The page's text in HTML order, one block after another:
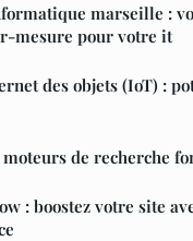
marseille :
mesure pour votre it
des objets (IoT) :
de recherche
: boostez votre site